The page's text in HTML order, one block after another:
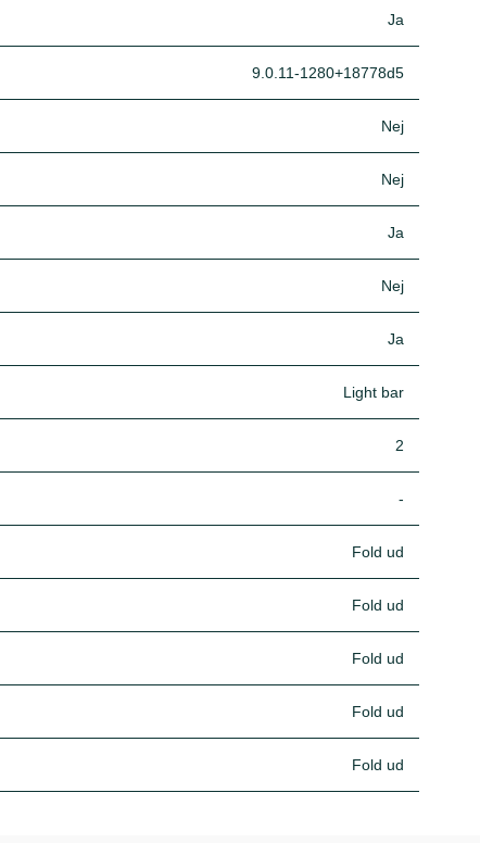
Ja
9.0.11-1280+18778d5
Nej
Nej
Ja
Nej
Ja
Light bar
2
-
Fold ud
Fold ud
Fold ud
Fold ud
Fold ud